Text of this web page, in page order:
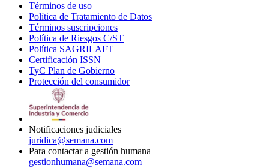
Términos de uso
in
new
window
Política de Tratamiento de Datos
Términos suscripciones
in
Política de Riesgos C/ST
Política SAGRILAFT
new
window
Certificación ISSN
in
new
TyC Plan de Gobierno
in
Protección del consumidorOpens
Notificaciones judiciales
juridica@semana.com
Para contactar a gestión humana
gestionhumana@semana.com